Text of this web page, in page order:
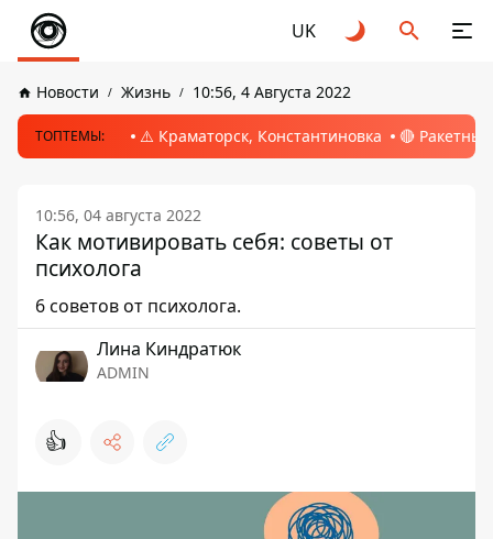
UK
Новости Жизнь 10:56, 4 Августа 2022
ТОПТЕМЫ: ⚠️ Краматорск, Константиновка 🔴
10:56, 04 августа 2022
Как мотивировать себя: советы от
психолога
6 советов от психолога.
Лина Киндратюк
ADMIN
👍